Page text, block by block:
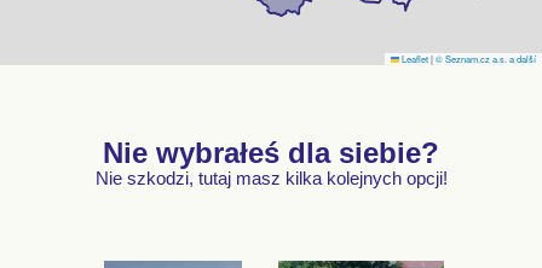
Leaflet|© Seznam.cz a.s. a další
Nie wybrałeś dla siebie?
Nie szkodzi, tutaj masz kilka kolejnych opcji!